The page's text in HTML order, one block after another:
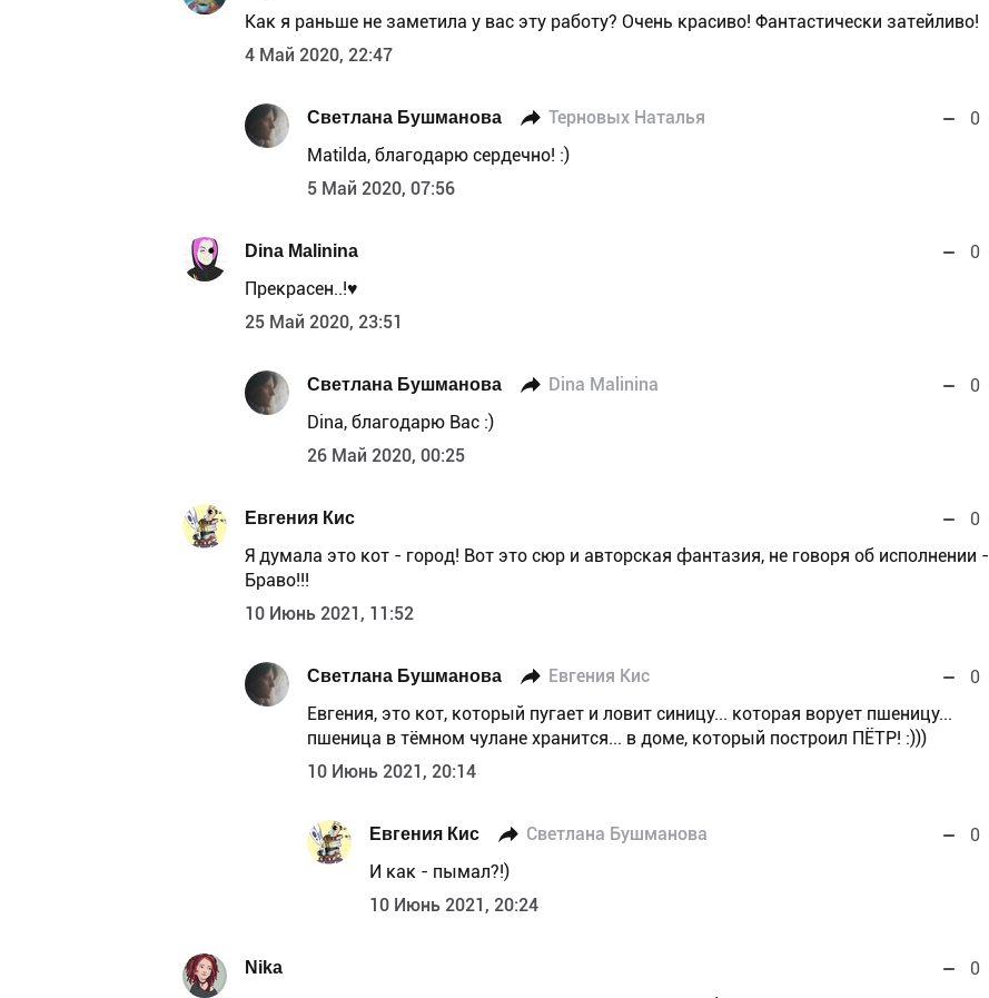
Как я раньше не заметила у вас эту работу? Очень красиво! Фантастически затейливо!
4 Май 2020, 22:47
Светлана Бушманова Терновых Наталья
0
Matilda, благодарю сердечно! :)
5 Май 2020, 07:56
Dina Malinina
0
Прекрасен..!♥️
25 Май 2020, 23:51
Светлана Бушманова Dina Malinina
0
Dina, благодарю Вас :)
26 Май 2020, 00:25
Евгения Кис
0
Я думала это кот - город! Вот это сюр и авторская фантазия, не говоря об исполнении -
Браво!!!
10 Июнь 2021, 11:52
Светлана Бушманова Евгения Кис
0
Евгения, это кот, который пугает и ловит синицу... которая ворует пшеницу...
пшеница в тёмном чулане хранится... в доме, который построил ПЁТР! :)))
10 Июнь 2021, 20:14
Евгения Кис Светлана Бушманова
0
И как - пымал?!)
10 Июнь 2021, 20:24
Nika
0